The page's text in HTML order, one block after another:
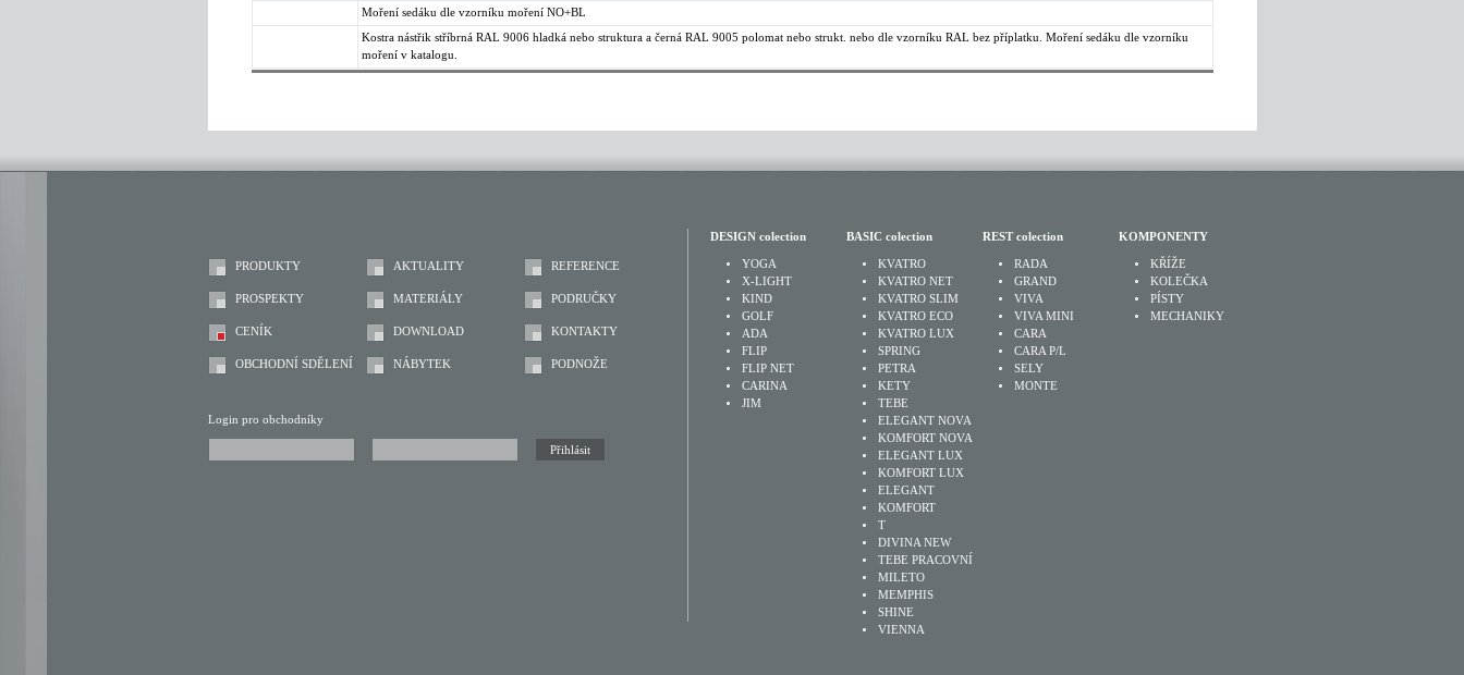
Moření sedáku dle vzorníku moření NO+BL
Kostra nástřik stříbrná RAL 9006 hladká nebo struktura a černá RAL 9005 polomat nebo strukt. nebo dle vzorníku RAL bez příplatku. Moření sedáku dle vzorníku
moření v katalogu.
PRODUKTY AKTUALITY REFERENCE
PROSPEKTY MATERIÁLY PODRUČKY
CENÍK DOWNLOAD KONTAKTY
OBCHODNÍ SDĚLENÍ NÁBYTEK PODNOŽE
Login pro obchodníky
DESIGN colection
YOGA
X-LIGHT
KIND
GOLF
ADA
FLIP
FLIP NET
CARINA
JIM
BASIC colection
KVATRO
KVATRO NET
KVATRO SLIM
KVATRO ECO
KVATRO LUX
SPRING
PETRA
KETY
TEBE
ELEGANT NOVA
KOMFORT NOVA
ELEGANT LUX
KOMFORT LUX
ELEGANT
KOMFORT
T
DIVINA NEW
TEBE PRACOVNÍ
MILETO
MEMPHIS
SHINE
VIENNA
REST colection
RADA
GRAND
VIVA
VIVA MINI
CARA
CARA P/L
SELY
MONTE
KOMPONENTY
KŘÍŽE
KOLEČKA
PÍSTY
MECHANIKY